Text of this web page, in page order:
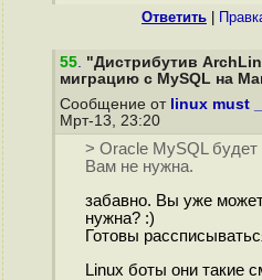
Ответить
55. "Дистрибутив
миграцию с MySQL на
Сообщение от linux must
Мрт-13, 23:20
> Oracle MySQL будет
Вам не нужна.
забавно. Вы уже
нужна? :)
Готовы
Linux боты они такие